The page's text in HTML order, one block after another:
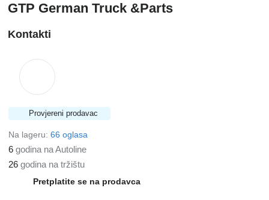
GTP German Truck &Parts
Kontakti
Provjereni prodavac
Na lageru: 66 oglasa
6 godina na Autoline
26 godina na tržištu
Pretplatite se na prodavca